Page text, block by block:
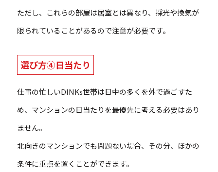
ただし、これらの部屋は居室とは異なり、採光や換気が
限られていることがあるので注意が必要です。
選び方④日当たり
仕事の忙しいDINKs世帯は日中の多くを外で過ごすた
め、マンションの日当たりを最優先に考える必要はあり
ません。
北向きのマンションでも問題ない場合、その分、ほかの
条件に重点を置くことができます。